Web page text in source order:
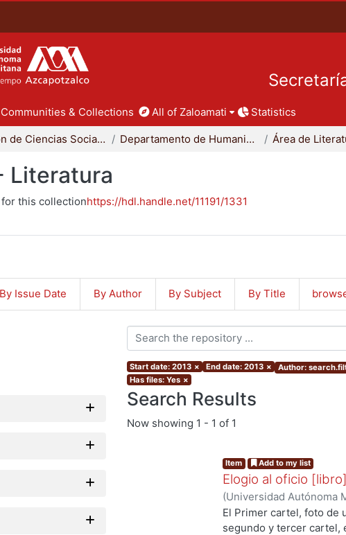
Communities & Collections All of Zaloamati Statistics
División de Ciencias Sociales y Humanidades Departamento de Humanidades Área de
Literatura
for this collectionhttps://hdl.handle.net/11191/1331
By Issue Date By Author By Subject By Title
Start date: 2013 × End date: 2013 × Author:
Has files: Yes ×
Search Results
Now showing 1 - 1 of 1
Item Add to my list
Elogio al oficio
(Universidad Autónoma
Ciencias Sociales y
López Aguilar, Enrique;
El Primer cartel, foto de
segundo y tercer cartel,